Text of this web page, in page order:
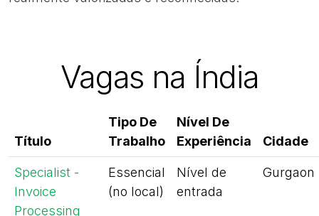
Vagas na Índia
Título
Tipo De
Trabalho
Nível De
Experiência
Cidade
Specialist -
Invoice
Processing
Essencial
(no local)
Nível de
entrada
Gurgaon